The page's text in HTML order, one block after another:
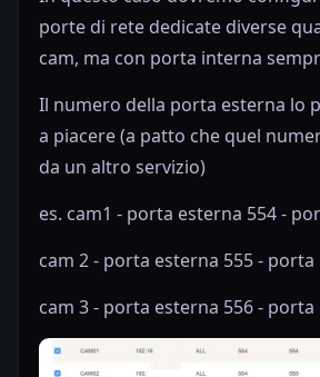
porte di rete dedicate diverse
cam, ma con porta interna
Il numero della porta esterna lo
a piacere (a patto che quel
da un altro servizio)
es. cam1 - porta esterna 554 -
cam 2 - porta esterna 555 -
cam 3 - porta esterna 556 -